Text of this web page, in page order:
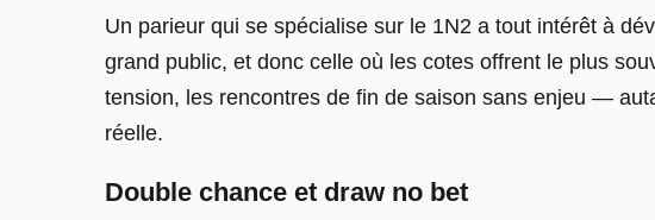
Un parieur qui se spécialise sur le 1N2 a tout intérêt à
grand public, et donc celle où les cotes offrent le plus
tension, les rencontres de fin de saison sans enjeu —
réelle.
Double chance et draw no bet